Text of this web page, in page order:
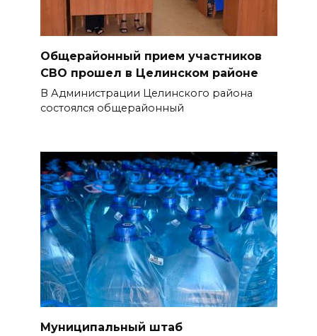
Общерайонный прием участников
СВО прошел в Целинском районе
В Администрации Целинского района
состоялся общерайонный
Муниципальный штаб